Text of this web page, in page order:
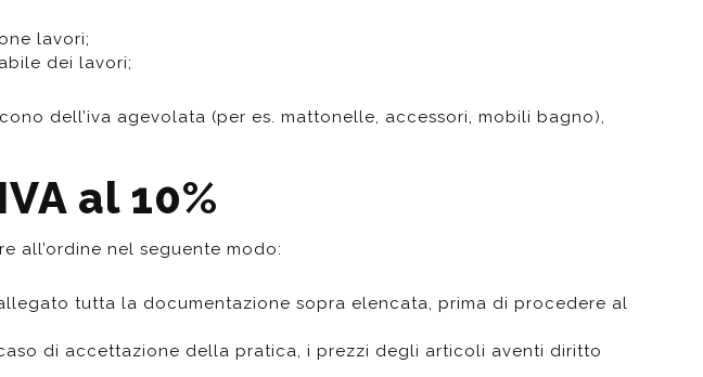
fazzoletti
Diffusori con bastoncino
lavori;
dei lavori;
dell’iva agevolata (per es. mattonelle, accessori, mobili bagno),
al 10%
all’ordine nel seguente modo:
tutta la documentazione sopra elencata, prima di procedere al
di accettazione della pratica, i prezzi degli articoli aventi diritto